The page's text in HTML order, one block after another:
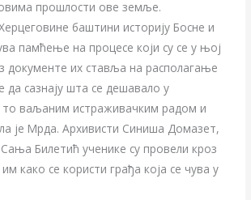
прошлости ове земље.
баштини историју Босне и
памћење на процесе који су се у њој
документе их ставља на располагање
да сазнају шта се дешавало у
то ваљаним истраживачким радом и
је Мрда. Архивисти Синиша Домазет,
Билетић ученике су провели кроз
како се користи грађа која се чува у